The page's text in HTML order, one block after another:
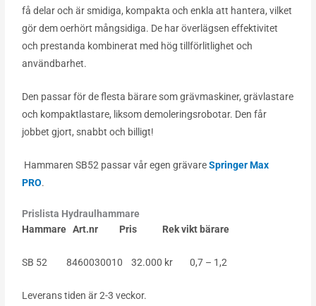
få delar och är smidiga, kompakta och enkla att hantera, vilket
gör dem oerhört mångsidiga. De har överlägsen effektivitet
och prestanda kombinerat med hög tillförlitlighet och
användbarhet.
Den passar för de flesta bärare som grävmaskiner, grävlastare
och kompaktlastare, liksom demoleringsrobotar. Den får
jobbet gjort, snabbt och billigt!
Hammaren SB52 passar vår egen grävareSpringer Max
PRO.
Prislista Hydraulhammare
Hammare Art.nr Pris Rek vikt bärare
SB 52 8460030010 32.000 kr 0,7 – 1,2
Leverans tiden är 2-3 veckor.